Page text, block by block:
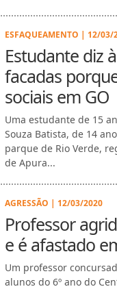
ESFAQUEAMENTO | 12/03/
Estudante diz
facadas
sociais em GO
Uma estudante de 15
Souza Batista, de 14
parque de Rio Verde,
de Apura...
AGRESSÃO | 12/03/2020
Professor
e é afastado
Um professor
alunos do 6º ano do